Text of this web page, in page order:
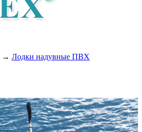
→ Лодки надувные ПВХ